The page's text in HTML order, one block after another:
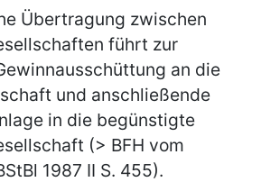
Übertragung zwischen
führt zur
an die
und anschließende
in die begünstigte
(> BFH vom
1987 II S. 455).